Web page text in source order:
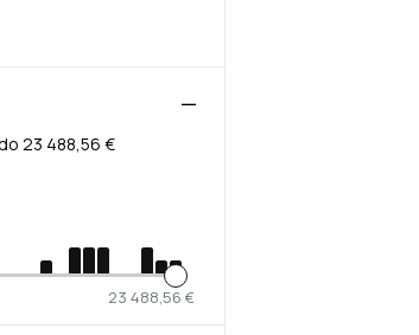
23 488,56 €
23 488,56 €